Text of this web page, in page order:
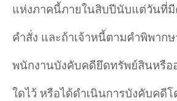
แห่งภาคนี้ภายในสิบปีนับแต่วันที่
คำสั่ง และถ้าเจ้าหนี้ตามคำพิพากษ
พนักงานบังคับคดียึดทรัพย์สินหรือ
ใดไว้ หรือได้ดำเนินการบังคับคดี